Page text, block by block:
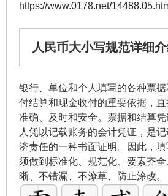
https://www.0178.net/
人民币大小写规范详细
银行、单位和个人填写的各种票
付结算和现金收付的重要依据，
准确、及时和安全。票据和结算
人凭以记载账务的会计凭证，是
济责任的一种书面证明。因此，
须做到标准化、规范化、要素齐
晰、不错漏、不潦草、防止涂改。